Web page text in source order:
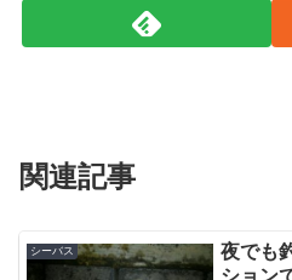
関連記事
シーバス
夜でも
ション